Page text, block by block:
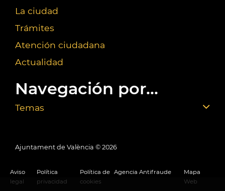
La ciudad
Trámites
Atención ciudadana
Actualidad
Navegación por...
Temas
Ajuntament de València © 2026
Aviso
legal
Política
privacidad
Política de
cookies
Agencia Antifraude
Mapa
Web